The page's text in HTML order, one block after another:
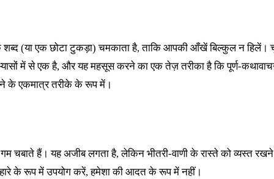
शब्द (या एक छोटा टुकड़ा) चमकाता है, ताकि आपकी आँखें बिल्कुल न
में से एक है, और यह महसूस करने का एक तेज़ तरीका है कि पूर्ण-
के एकमात्र तरीके के रूप में।
हैं। यह अजीब लगता है, लेकिन भीतरी-वाणी के रास्ते को व्यस्त
के रूप में उपयोग करें, हमेशा की आदत के रूप में नहीं।